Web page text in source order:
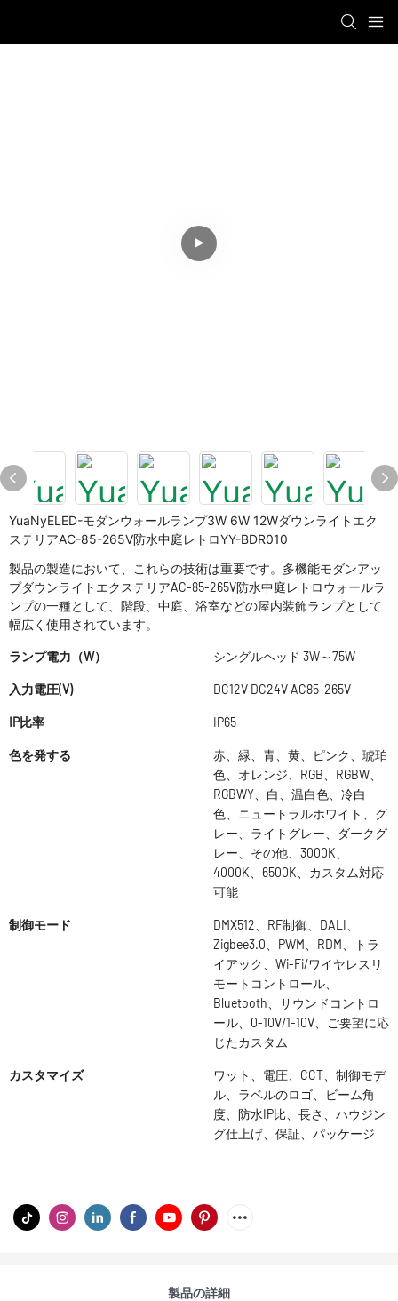
YuaNyELED-モダンウォールランプ3W 6W 12Wダウンライトエク
ステリアAC-85-265V防水中庭レトロYY-BDR010
製品の製造において、これらの技術は重要です。多機能モダンアッ
プダウンライトエクステリアAC-85-265V防水中庭レトロウォールラ
ンプの一種として、階段、中庭、浴室などの屋内装飾ランプとして
幅広く使用されています。
ランプ電力（W） シングルヘッド 3W～75W
入力電圧(V) DC12V DC24V AC85-265V
IP比率 IP65
色を発する
赤、緑、青、黄、ピンク、琥珀
色、オレンジ、RGB、RGBW、
RGBWY、白、温白色、冷白
色、ニュートラルホワイト、グ
レー、ライトグレー、ダークグ
レー、その他、3000K、
4000K、6500K、カスタム対応
可能
制御モード
DMX512、RF制御、DALI、
Zigbee3.0、PWM、RDM、トラ
イアック、Wi-Fi/ワイヤレスリ
モートコントロール、
Bluetooth、サウンドコントロ
ール、0-10V/1-10V、ご要望に応
じたカスタム
カスタマイズ
ワット、電圧、CCT、制御モデ
ル、ラベルのロゴ、ビーム角
度、防水IP比、長さ、ハウジン
グ仕上げ、保証、パッケージ
製品の詳細